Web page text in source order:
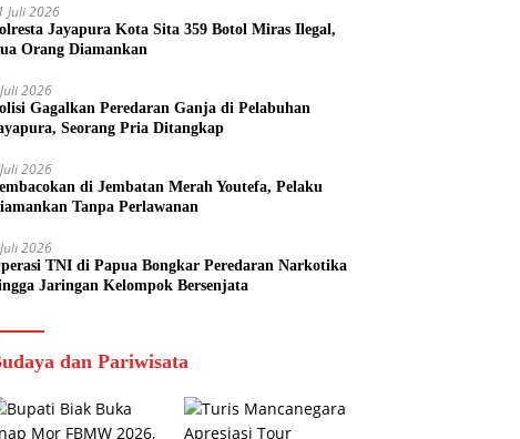
Juli 2026
Jayapura Kota Sita 359 Botol Miras Ilegal,
Orang Diamankan
2026
Gagalkan Peredaran Ganja di Pelabuhan
Seorang Pria Ditangkap
2026
di Jembatan Merah Youtefa, Pelaku
Tanpa Perlawanan
2026
TNI di Papua Bongkar Peredaran Narkotika
Jaringan Kelompok Bersenjata
dan Pariwisata